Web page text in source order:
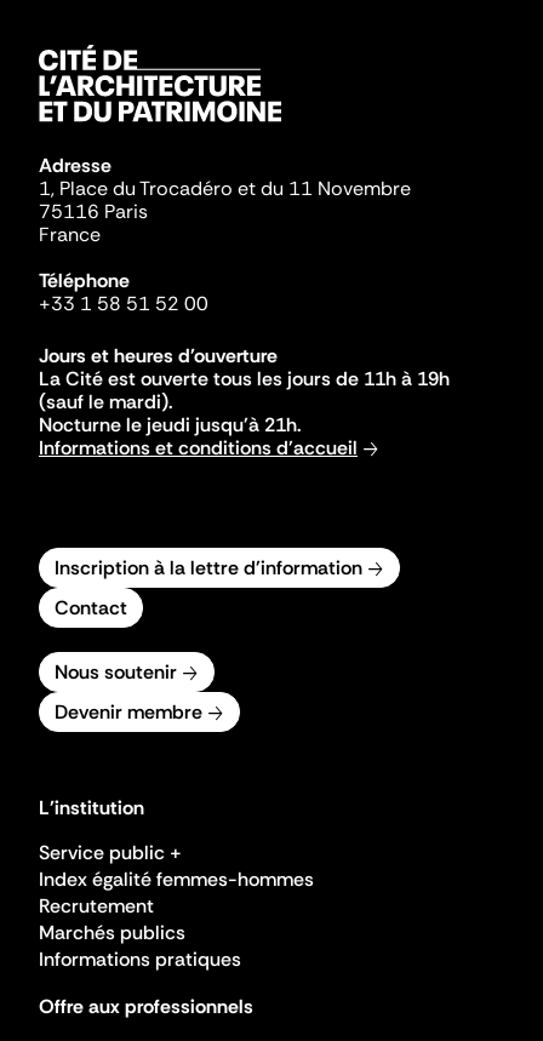
Adresse
1, Place du Trocadéro et du 11 Novembre
75116 Paris
France
Téléphone
+33 1 58 51 52 00
Jours et heures d'ouverture
La Cité est ouverte tous les jours de 11h à 19h
(sauf le mardi).
Nocturne le jeudi jusqu'à 21h.
Informations et conditions d'accueil
Inscription à la lettre d'information
Contact
Nous soutenir
Devenir membre
L'institution
Service public +
Index égalité femmes-hommes
Recrutement
Marchés publics
Informations pratiques
Offre aux professionnels